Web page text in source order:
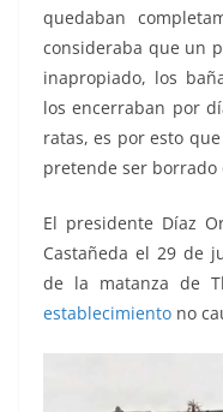
quedaban
consideraba que un
inapropiado, los
los encerraban por
ratas, es por esto
pretende ser borrado
El presidente Díaz
Castañeda el 29 de
de la matanza de
establecimiento no